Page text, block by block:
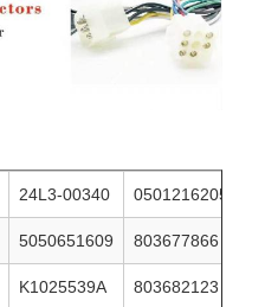
24L3-00340 0501216205
5050651609 803677866
K1025539A 803682123